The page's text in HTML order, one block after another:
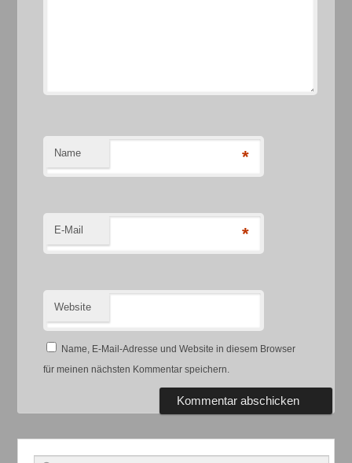
Name *
E-Mail *
Website
Name, E-Mail-Adresse und Website in diesem Browser
für meinen nächsten Kommentar speichern.